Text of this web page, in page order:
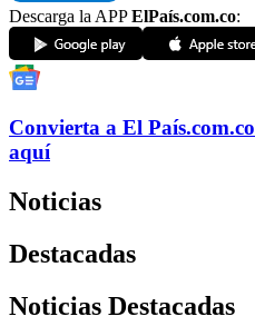
Descarga la APPElPaís.com.co:
Convierta a El País.com.co
aquí
Noticias
Destacadas
Noticias Destacadas